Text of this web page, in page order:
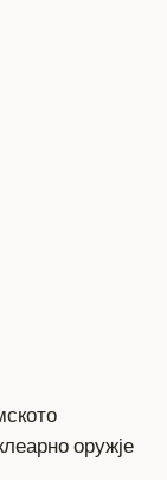
оружје